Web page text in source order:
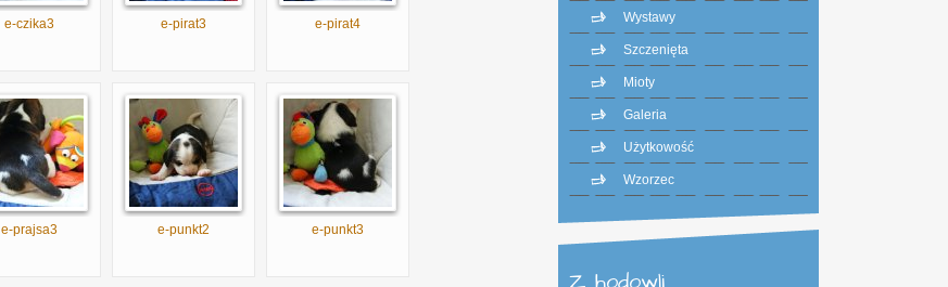
e-czika3 e-pirat3 e-pirat4
e-prajsa3 e-punkt2 e-punkt3
Wystawy
Szczenięta
Mioty
Galeria
Użytkowość
Wzorzec